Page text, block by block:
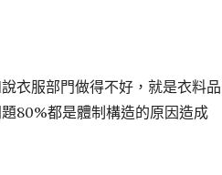
衣服部門做得不好，就是衣料品
80%都是體制構造的原因造成